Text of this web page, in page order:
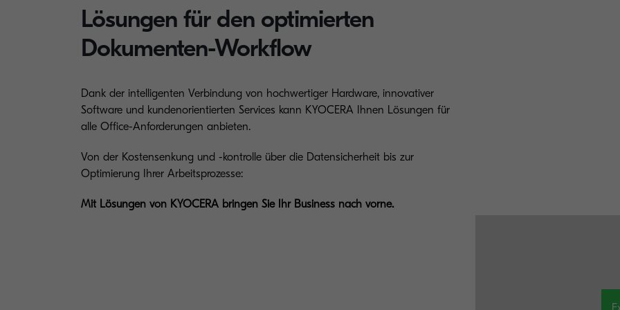
Lösungen für den optimierten
Dokumenten-Workflow
Dank der intelligenten Verbindung von hochwertiger Hardware, innovativer
Software und kundenorientierten Services kann KYOCERA Ihnen Lösungen für
alle Office-Anforderungen anbieten.
Von der Kostensenkung und -kontrolle über die Datensicherheit bis zur
Optimierung Ihrer Arbeitsprozesse:
Mit Lösungen von KYOCERA bringen Sie Ihr Business nach vorne.